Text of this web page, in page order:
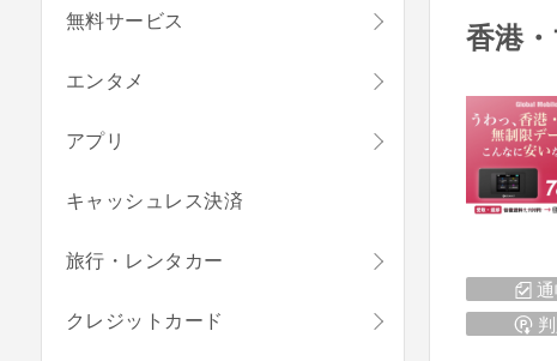
香港
無料サービス
エンタメ
アプリ
キャッシュレス決済
旅行・レンタカー
クレジットカード